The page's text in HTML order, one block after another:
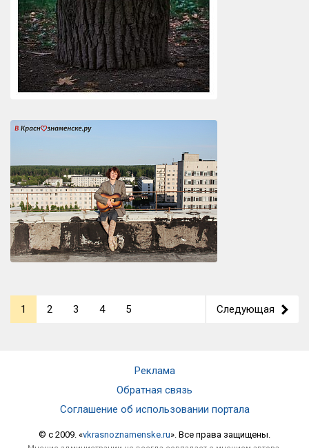
1 2 3 4 5 Следующая >
Реклама
Обратная связь
Соглашение об использовании портала
© c 2009. «vkrasnoznamenske.ru». Все права защищены.